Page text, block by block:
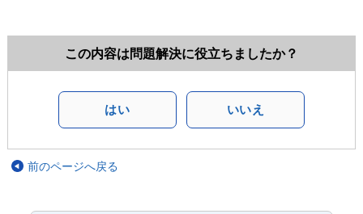
この内容は問題解決に役立ちましたか？
はい いいえ
前のページへ戻る